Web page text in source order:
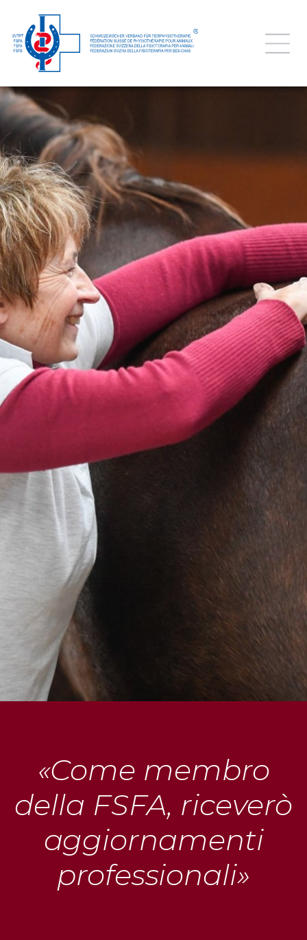
«Come membro
della FSFA, riceverò
aggiornamenti
professionali»